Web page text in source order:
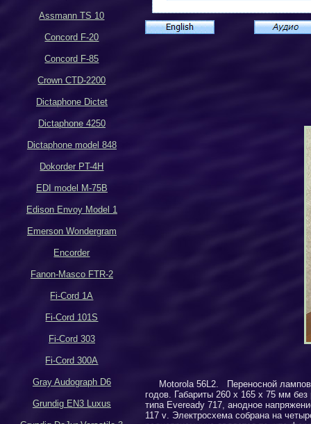
Assmann TS 10
Concord F-20
Concord F-85
Crown CTD-2200
Dictaphone Dictet
Dictaphone 4250
Dictaphone model 848
Dokorder PT-4H
EDI model M-75B
Edison Envoy Model 1
Emerson Wondergram
Encorder
Fanon-Masco FTR-2
Fi-Cord 1A
Fi-Cord 101S
Fi-Cord 303
Fi-Cord 300A
Gray Audograph D6
Grundig EN3 Luxus
Motorola 56L2. Переносной
годов. Габариты 260 х 165 х 75 мм
типа Eveready 717, анодное
117 v. Электросхема собрана на